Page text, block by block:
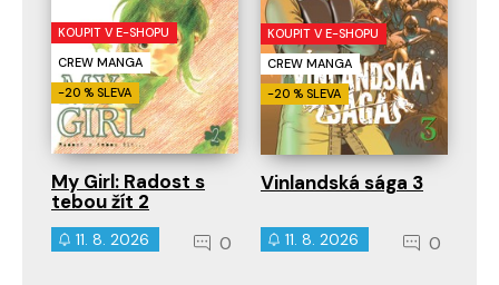
KOUPIT V E-SHOPU
CREW MANGA
-20 % SLEVA
My Girl: Radost s
tebou žít 2
11. 8. 2026 0
KOUPIT V E-SHOPU
CREW MANGA
-20 % SLEVA
Vinlandská sága 3
11. 8. 2026 0